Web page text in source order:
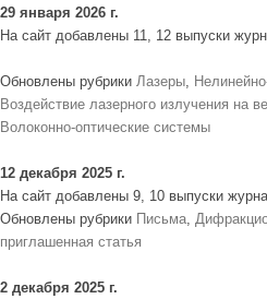
29 января 2026 г.
На сайт добавлены 11, 12 выпуски
Обновлены рубрики Лазеры,
Воздействие лазерного излучения на
Волоконно-оптические системы
12 декабря 2025 г.
На сайт добавлены 9, 10 выпуски
Обновлены рубрики Письма,
приглашенная статья
2 декабря 2025 г.